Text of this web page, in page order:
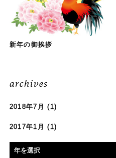
新年の御挨拶
archives
2018年7月 (1)
2017年1月 (1)